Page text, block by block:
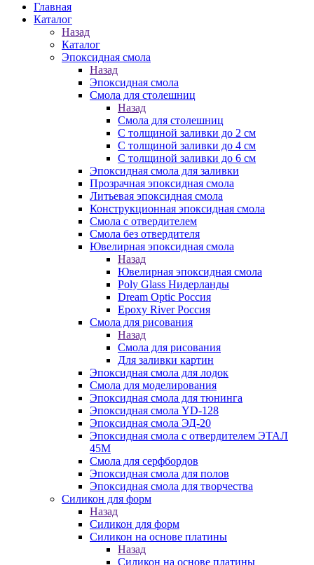
Главная
Каталог
Назад
Каталог
Эпоксидная смола
Назад
Эпоксидная смола
Смола для столешниц
Назад
Смола для столешниц
С толщиной заливки до 2 см
С толщиной заливки до 4 см
С толщиной заливки до 6 см
Эпоксидная смола для заливки
Прозрачная эпоксидная смола
Литьевая эпоксидная смола
Конструкционная эпоксидная смола
Смола с отвердителем
Смола без отвердителя
Ювелирная эпоксидная смола
Назад
Ювелирная эпоксидная смола
Poly Glass Нидерланды
Dream Optic Россия
Epoxy River Россия
Смола для рисования
Назад
Смола для рисования
Для заливки картин
Эпоксидная смола для лодок
Смола для моделирования
Эпоксидная смола для тюнинга
Эпоксидная смола YD-128
Эпоксидная смола ЭД-20
Эпоксидная смола с отвердителем ЭТАЛ
45М
Смола для серфбордов
Эпоксидная смола для полов
Эпоксидная смола для творчества
Силикон для форм
Назад
Силикон для форм
Силикон на основе платины
Назад
Силикон на основе платины